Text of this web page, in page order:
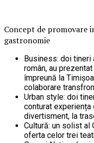
Concept de promovare
gastronomie
Business: doi tineri
român, au
împreună la
colaborare
Urban style: doi
conturat
divertisment, la
Cultură: un solist al
oferta celor trei